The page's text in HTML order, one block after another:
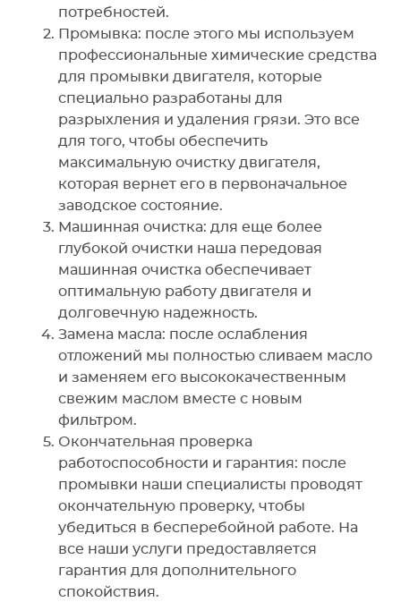
потребностей.
Промывка: после этого мы используем
профессиональные химические средства
для промывки двигателя, которые
специально разработаны для
разрыхления и удаления грязи. Это все
для того, чтобы обеспечить
максимальную очистку двигателя,
которая вернет его в первоначальное
заводское состояние.
Машинная очистка: для еще более
глубокой очистки наша передовая
машинная очистка обеспечивает
оптимальную работу двигателя и
долговечную надежность.
Замена масла: после ослабления
отложений мы полностью сливаем масло
и заменяем его высококачественным
свежим маслом вместе с новым
фильтром.
Окончательная проверка
работоспособности и гарантия: после
промывки наши специалисты проводят
окончательную проверку, чтобы
убедиться в бесперебойной работе. На
все наши услуги предоставляется
гарантия для дополнительного
спокойствия.